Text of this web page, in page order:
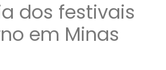
dos festivais
em Minas